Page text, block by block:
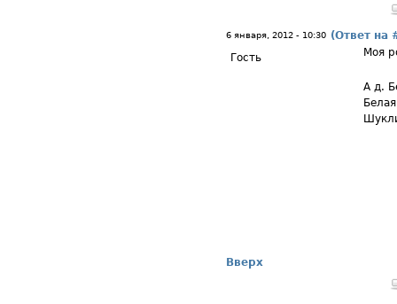
6 января, 2012 - 10:30 (Ответ на
Гость
Моя
А д.
Вверх